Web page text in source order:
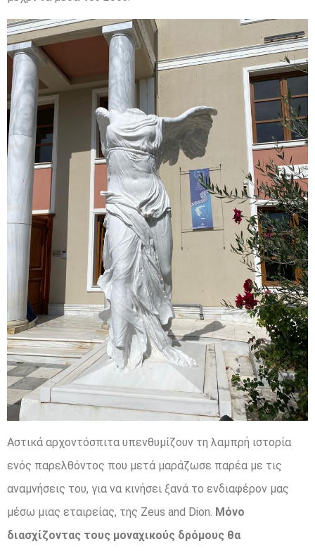
Αστικά αρχοντόσπιτα υπενθυμίζουν τη λαμπρή ιστορία
ενός παρελθόντος που μετά μαράζωσε παρέα με τις
αναμνήσεις του, για να κινήσει ξανά το ενδιαφέρον μας
μέσω μιας εταιρείας, της Zeus and Dion. Μόνο
διασχίζοντας τους μοναχικούς δρόμους θα